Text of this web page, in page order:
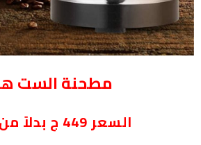
مطحنة الست
السعر 449 ج بدلاً من